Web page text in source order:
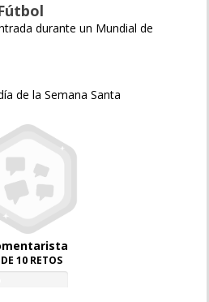
durante un Mundial de
de la Semana Santa
10 RETOS